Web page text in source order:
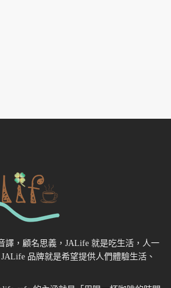
譯，顧名思義，JALife 就是吃生活，人一
品牌就是希望提供人們體驗生活、